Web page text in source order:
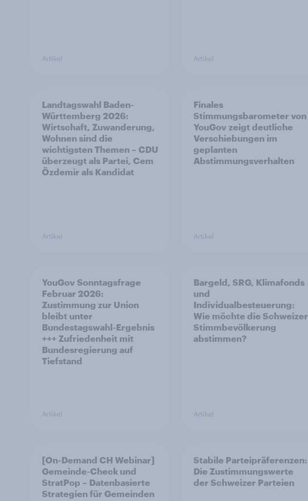
Artikel Artikel
Landtagswahl Baden-
Württemberg 2026:
Wirtschaft, Zuwanderung,
Wohnen sind die
wichtigsten Themen – CDU
überzeugt als Partei, Cem
Özdemir als Kandidat
Artikel
Finales
Stimmungsbarometer von
YouGov zeigt deutliche
Verschiebungen im
geplanten
Abstimmungsverhalten
Artikel
YouGov Sonntagsfrage
Februar 2026:
Zustimmung zur Union
bleibt unter
Bundestagswahl-Ergebnis
+++ Zufriedenheit mit
Bundesregierung auf
Tiefstand
Artikel
Bargeld, SRG, Klimafonds
und
Individualbesteuerung:
Wie möchte die Schweizer
Stimmbevölkerung
abstimmen?
Artikel
[On-Demand CH Webinar]
Gemeinde-Check und
StratPop – Datenbasierte
Strategien für Gemeinden
Stabile Parteipräferenzen:
Die Zustimmungswerte
der Schweizer Parteien